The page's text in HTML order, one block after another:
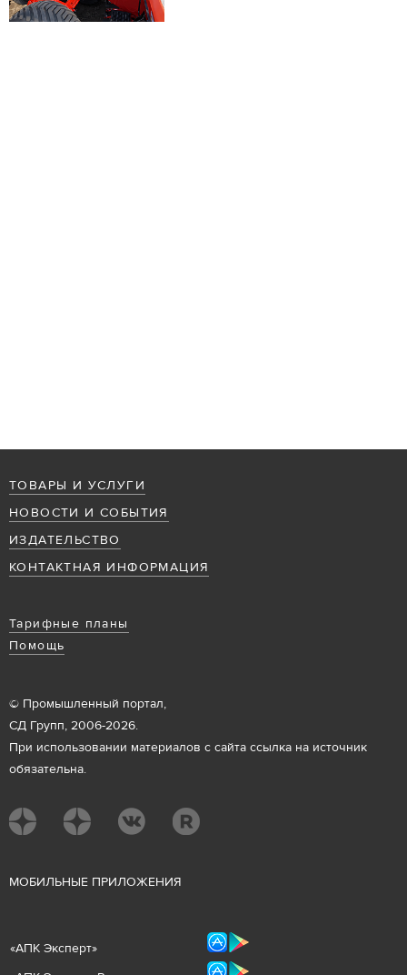
ТОВАРЫ И УСЛУГИ
НОВОСТИ И СОБЫТИЯ
ИЗДАТЕЛЬСТВО
КОНТАКТНАЯ ИНФОРМАЦИЯ
Тарифные планы
Помощь
© Промышленный портал,
СД Групп, 2006-2026.
При использовании материалов с сайта ссылка на источник
обязательна.
МОБИЛЬНЫЕ ПРИЛОЖЕНИЯ
«АПК Эксперт»